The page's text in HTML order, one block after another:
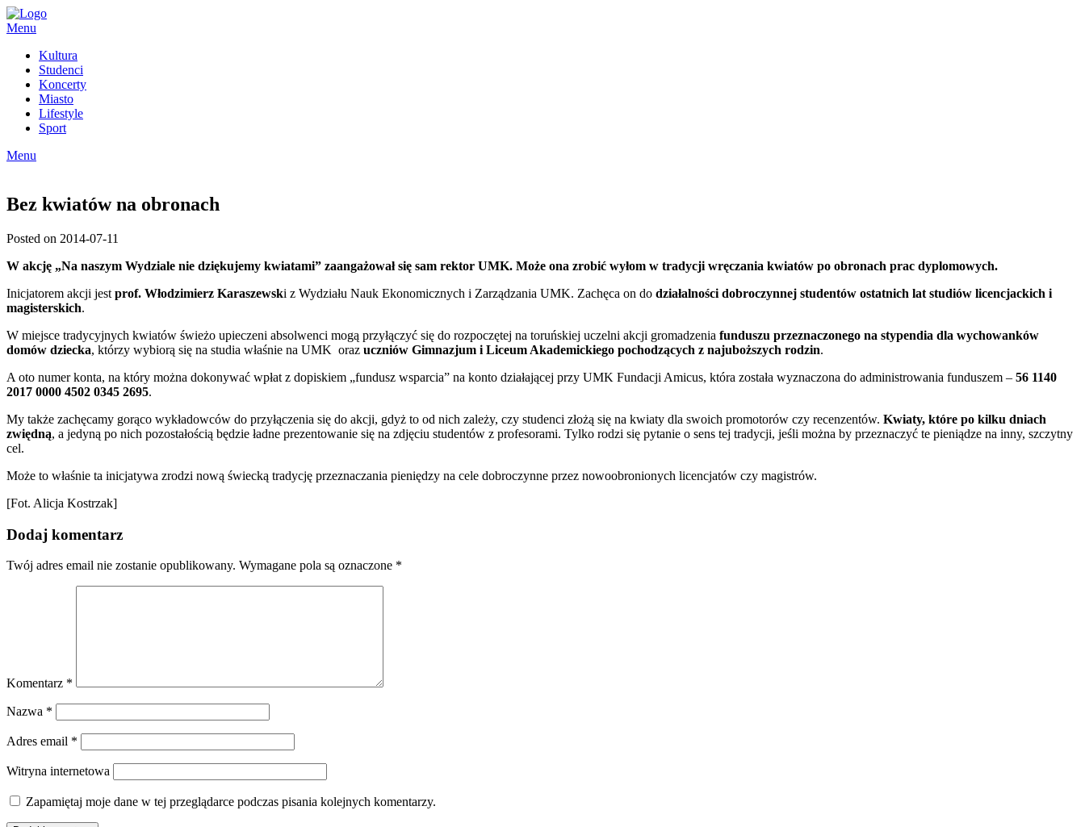
Skip
to
Menu
Kultura
Studenci
Koncerty
Miasto
Lifestyle
Sport
Menu
Bez kwiatów na obronach
Posted on 2014-07-11
W akcję „Na naszym Wydziale nie dziękujemy kwiatami” zaangażował się sam rektor UMK. Może ona zrobić wyłom w tradycji wręczania kwiatów po obronach prac dyplomowych.
Inicjatorem akcji jest prof. Włodzimierz Karaszewski z Wydziału Nauk Ekonomicznych i Zarządzania UMK. Zachęca on do działalności dobroczynnej studentów ostatnich lat studiów licencjackich i
magisterskich.
W miejsce tradycyjnych kwiatów świeżo upieczeni absolwenci mogą przyłączyć się do rozpoczętej na toruńskiej uczelni akcji gromadzenia funduszu przeznaczonego na stypendia dla wychowanków
domów dziecka, którzy wybiorą się na studia właśnie na UMK oraz uczniów Gimnazjum i Liceum Akademickiego pochodzących z najuboższych rodzin.
A oto numer konta, na który można dokonywać wpłat z dopiskiem „fundusz wsparcia” na konto działającej przy UMK Fundacji Amicus, która została wyznaczona do administrowania funduszem – 56 1140
2017 0000 4502 0345 2695.
My także zachęcamy gorąco wykładowców do przyłączenia się do akcji, gdyż to od nich zależy, czy studenci złożą się na kwiaty dla swoich promotorów czy recenzentów. Kwiaty, które po kilku dniach
zwiędną, a jedyną po nich pozostałością będzie ładne prezentowanie się na zdjęciu studentów z profesorami. Tylko rodzi się pytanie o sens tej tradycji, jeśli można by przeznaczyć te pieniądze na inny, szczytny
cel.
Może to właśnie ta inicjatywa zrodzi nową świecką tradycję przeznaczania pieniędzy na cele dobroczynne przez nowoobronionych licencjatów czy magistrów.
[Fot. Alicja Kostrzak]
Dodaj komentarz
Twój adres email nie zostanie opublikowany. Wymagane pola są oznaczone *
Komentarz *
Nazwa *
Adres email *
Witryna internetowa
Zapamiętaj moje dane w tej przeglądarce podczas pisania kolejnych komentarzy.